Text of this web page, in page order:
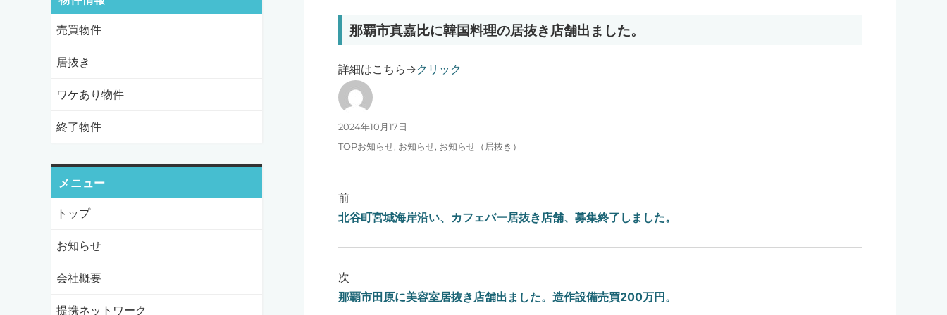
那覇市真嘉比に韓国料理の居抜き店舗出ました。
詳細はこちら→クリック
投稿者
投稿日:
2024年10月17日
カテゴリー
TOPお知らせ, お知らせ, お知らせ（居抜き）
前
北谷町宮城海岸沿い、カフェバー居抜き店舗、募集終了しました。
次
那覇市田原に美容室居抜き店舗出ました。造作設備売買200万円。
売買物件
居抜き
ワケあり物件
終了物件
メニュー
トップ
お知らせ
会社概要
提携ネットワーク